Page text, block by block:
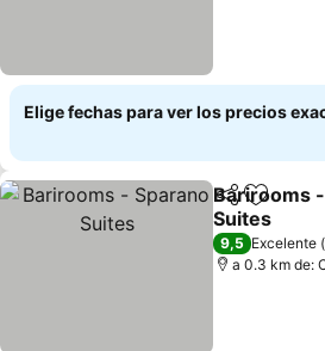
Elige fechas para ver los precios
Compartir
Barirooms
Suites
Ver precios
9,5 Excelente
a 0.3 km de: